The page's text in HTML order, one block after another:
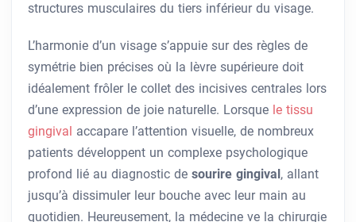
structures musculaires du tiers inférieur du visage.
L’harmonie d’un visage s’appuie sur des règles de
symétrie bien précises où la lèvre supérieure doit
idéalement frôler le collet des incisives centrales lors
d’une expression de joie naturelle. Lorsque le tissu
gingival accapare l’attention visuelle, de nombreux
patients développent un complexe psychologique
profond lié au diagnostic de sourire gingival , allant
jusqu’à dissimuler leur bouche avec leur main au
quotidien. Heureusement, la médecine ve la chirurgie